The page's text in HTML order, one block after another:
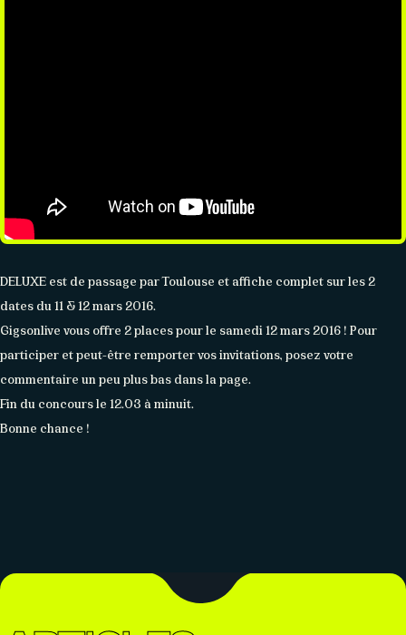
CONTACT
Réseaux sociaux
DELUXE est de passage par Toulouse et affiche complet sur les 2
dates du 11 & 12 mars 2016.
Gigsonlive vous offre 2 places pour le samedi 12 mars 2016 ! Pour
participer et peut-être remporter vos invitations, posez votre
commentaire un peu plus bas dans la page.
Fin du concours le 12.03 à minuit.
Bonne chance !